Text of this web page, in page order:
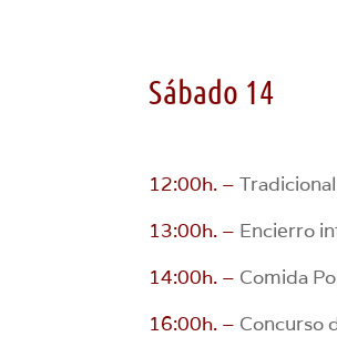
Sábado 14
12:00h. –
13:00h. – Encierro
14:00h. – Comida
16:00h. – Concurso